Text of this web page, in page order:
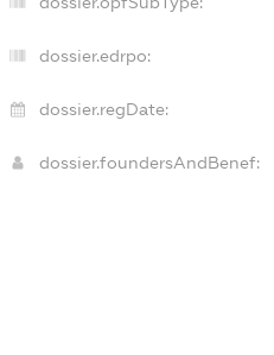
dossier.edrpo:
dossier.regDate:
dossier.foundersAndBenef: